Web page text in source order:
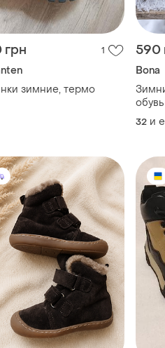
грн 1
зимние, термо
590
Bona
32 и